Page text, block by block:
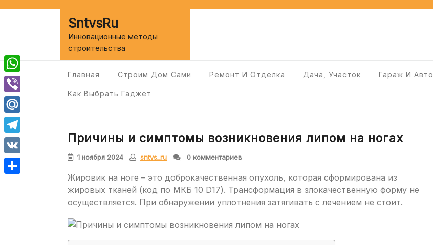
SntvsRu
Инновационные методы
строительства
Главная Строим Дом Сами Ремонт И Отделка Дача, Участок Гараж И Авто
Как Выбрать Гаджет
Причины и симптомы возникновения липом на ногах
1 ноября 2024 sntvs_ru 0 комментариев
Жировик на ноге – это доброкачественная опухоль, которая сформирована из
жировых тканей (код по МКБ 10 D17). Трансформация в злокачественную форму не
осуществляется. При обнаружении уплотнения затягивать с лечением не стоит.
WhatsApp
Viber
Mail.Ru
Telegram
VK